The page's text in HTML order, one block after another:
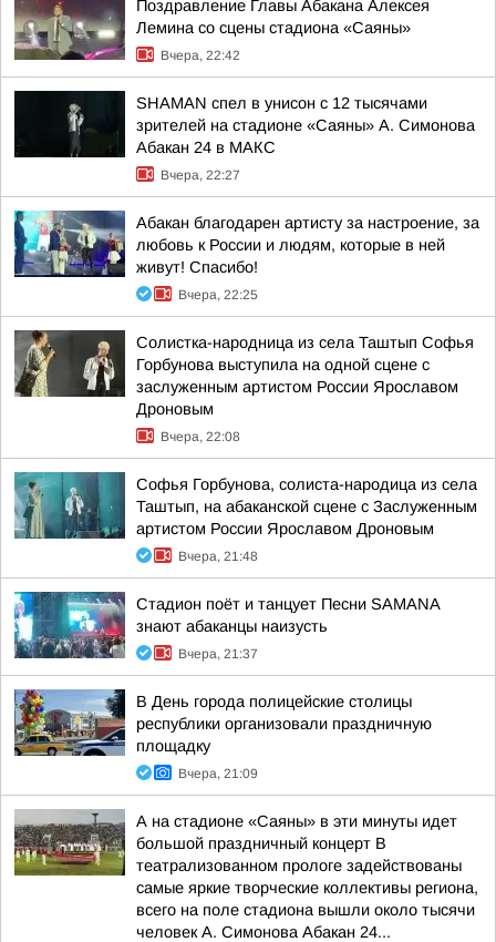
Поздравление Главы Абакана Алексея
Лемина со сцены стадиона «Саяны»
Вчера, 22:42
SHAMAN спел в унисон с 12 тысячами
зрителей на стадионе «Саяны» А. Симонова
Абакан 24 в МАКС
Вчера, 22:27
Абакан благодарен артисту за настроение, за
любовь к России и людям, которые в ней
живут! Спасибо!
Вчера, 22:25
Солистка-народница из села Таштып Софья
Горбунова выступила на одной сцене с
заслуженным артистом России Ярославом
Дроновым
Вчера, 22:08
Софья Горбунова, солиста-народица из села
Таштып, на абаканской сцене с Заслуженным
артистом России Ярославом Дроновым
Вчера, 21:48
Стадион поёт и танцует Песни SAMANA
знают абаканцы наизусть
Вчера, 21:37
В День города полицейские столицы
республики организовали праздничную
площадку
Вчера, 21:09
А на стадионе «Саяны» в эти минуты идет
большой праздничный концерт В
театрализованном прологе задействованы
самые яркие творческие коллективы региона,
всего на поле стадиона вышли около тысячи
человек А. Симонова Абакан 24...